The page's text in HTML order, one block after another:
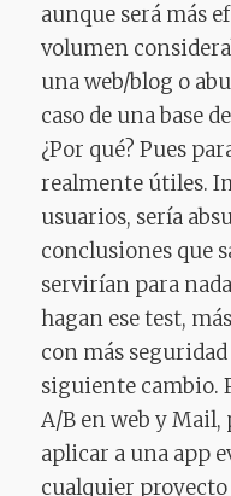
aunque será más
volumen
una web/blog o
caso de una base
¿Por qué? Pues
realmente útiles.
usuarios, sería
conclusiones que
servirían para
hagan ese test,
con más
siguiente cambio.
A/B en web y
aplicar a una app
cualquier